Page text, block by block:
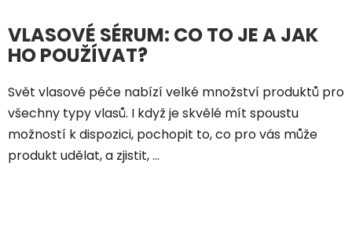
VLASOVÉ SÉRUM: CO TO JE A JAK
HO POUŽÍVAT?
Svět vlasové péče nabízí velké množství produktů pro
všechny typy vlasů. I když je skvělé mít spoustu
možností k dispozici, pochopit to, co pro vás může
produkt udělat, a zjistit, ...